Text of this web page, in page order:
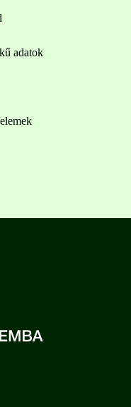
adatok